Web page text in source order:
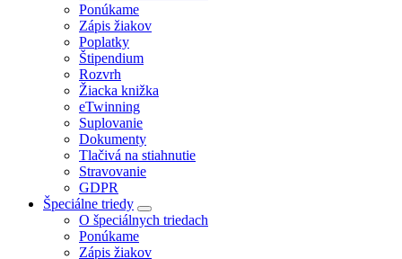
Ponúkame
Zápis žiakov
Poplatky
Štipendium
Rozvrh
Žiacka knižka
eTwinning
Suplovanie
Dokumenty
Tlačivá na stiahnutie
Stravovanie
GDPR
Špeciálne triedy
O špeciálnych triedach
Ponúkame
Zápis žiakov